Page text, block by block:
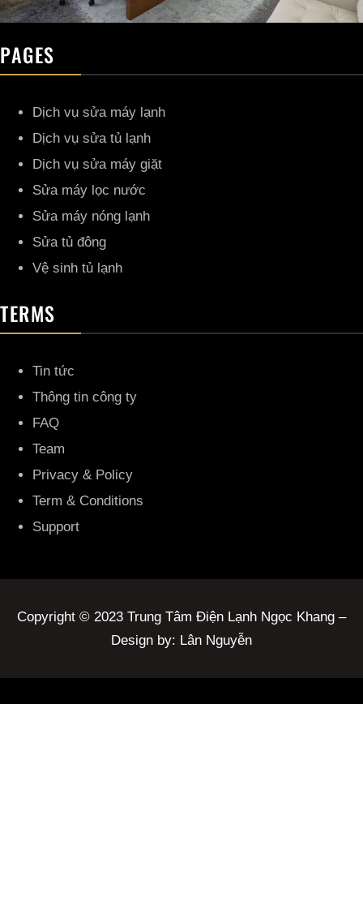
PAGES
Dịch vụ sửa máy lạnh
Dịch vụ sửa tủ lạnh
Dịch vụ sửa máy giặt
Sửa máy lọc nước
Sửa máy nóng lạnh
Sửa tủ đông
Vệ sinh tủ lạnh
TERMS
Tin tức
Thông tin công ty
FAQ
Team
Privacy & Policy
Term & Conditions
Support
Copyright © 2023 Trung Tâm Điện Lạnh Ngọc Khang –
Design by: Lân Nguyễn